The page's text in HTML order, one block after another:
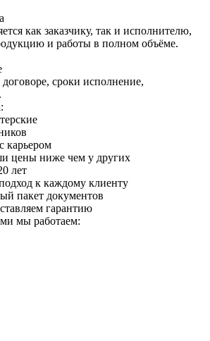
как заказчику, так и исполнителю,
и работы в полном объёме.
сроки исполнение,
карьером
цены ниже чем у других
лет
к каждому клиенту
пакет документов
гарантию
мы работаем: